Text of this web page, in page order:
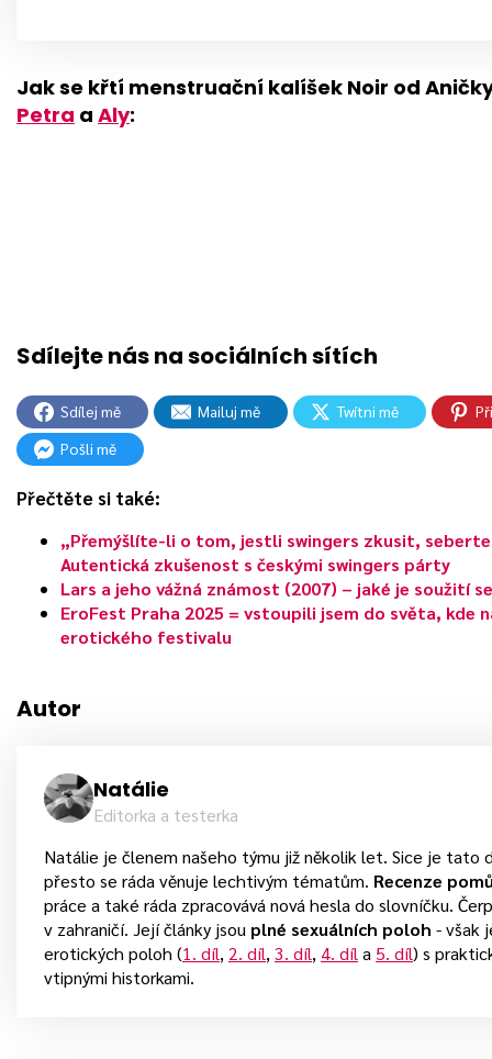
Jak se křtí menstruační kalíšek Noir od
Petra a Aly:
Sdílej mě Mailuj mě Twítni mě
Pošli mě
Přečtěte si také:
„Přemýšlíte-li o tom, jestli swingers zkusit,
Autentická zkušenost s českými swingers párty
Lars a jeho vážná známost (2007) – jaké je soužití
EroFest Praha 2025 = vstoupili jsem do světa, kde
erotického festivalu
Autor
Natálie
Editorka a testerka
Natálie je členem našeho týmu již několik let. Sice je tato
přesto se ráda věnuje lechtivým tématům. Recenze
práce a také ráda zpracovává nová hesla do slovníčku.
v zahraničí. Její články jsou plné sexuálních poloh - však
erotických poloh (1. díl, 2. díl, 3. díl, 4. díl a 5. díl) s
vtipnými historkami.